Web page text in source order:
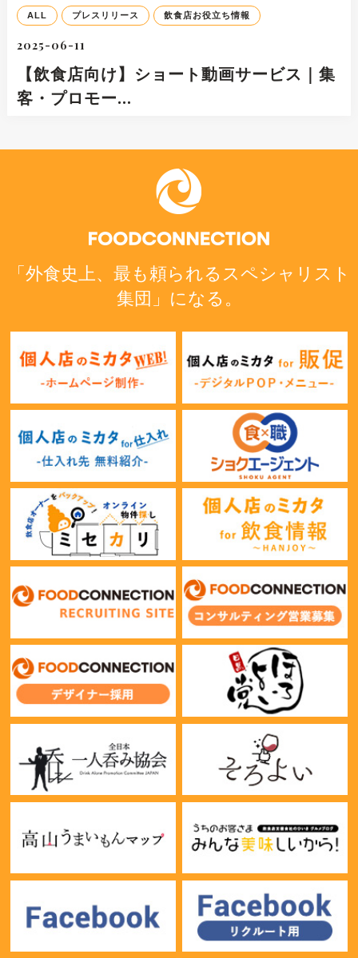
ALL プレスリリース 飲食店お役立ち情報
2025-06-11
【飲食店向け】ショート動画サービス｜集
客・プロモー…
「外食史上、最も頼られるスペシャリスト
集団」になる。